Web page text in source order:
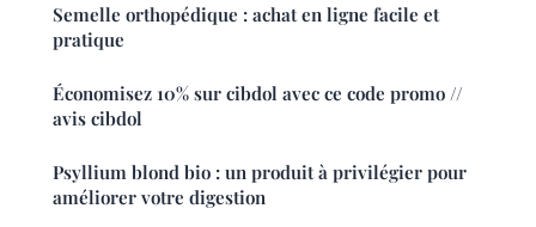
Semelle orthopédique : achat en ligne facile et
pratique
Économisez 10% sur cibdol avec ce code promo //
avis cibdol
Psyllium blond bio : un produit à privilégier pour
améliorer votre digestion